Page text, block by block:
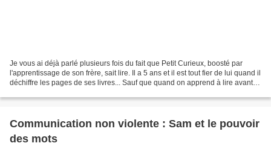
Je vous ai déjà parlé plusieurs fois du fait que Petit Curieux, boosté par
l'apprentissage de son frère, sait lire. Il a 5 ans et il est tout fier de lui quand il
déchiffre les pages de ses livres... Sauf que quand on apprend à lire avant le
Communication non violente : Sam et le pouvoir
des mots